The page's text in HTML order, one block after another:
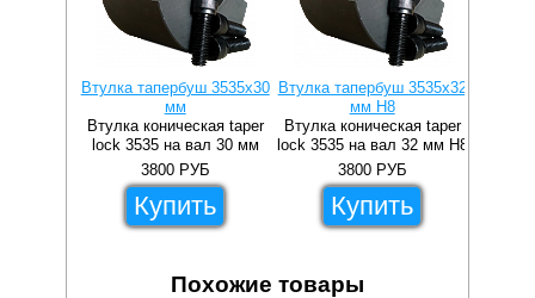
Втулка тапербуш 3535x30
мм
Втулка коническая taper
lock 3535 на вал 30 мм
3800 РУБ
Купить
Втулка тапербуш 3535x32
мм H8
Втулка коническая taper
lock 3535 на вал 32 мм H8
3800 РУБ
Купить
Похожие товары